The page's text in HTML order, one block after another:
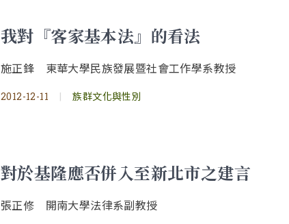
我對『客家基本法』的看法
施正鋒 東華大學民族發展暨社會工作學系教授
2012-12-11 | 族群文化與性別
對於基隆應否併入至新北市之建言
張正修 開南大學法律系副教授